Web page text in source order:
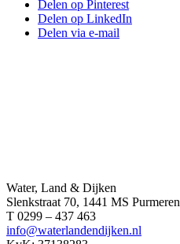
Delen op Pinterest
Delen op LinkedIn
Delen via e-mail
Water, Land & Dijken
Slenkstraat 70, 1441 MS
T 0299 – 437 463
info@waterlandendijken.nl